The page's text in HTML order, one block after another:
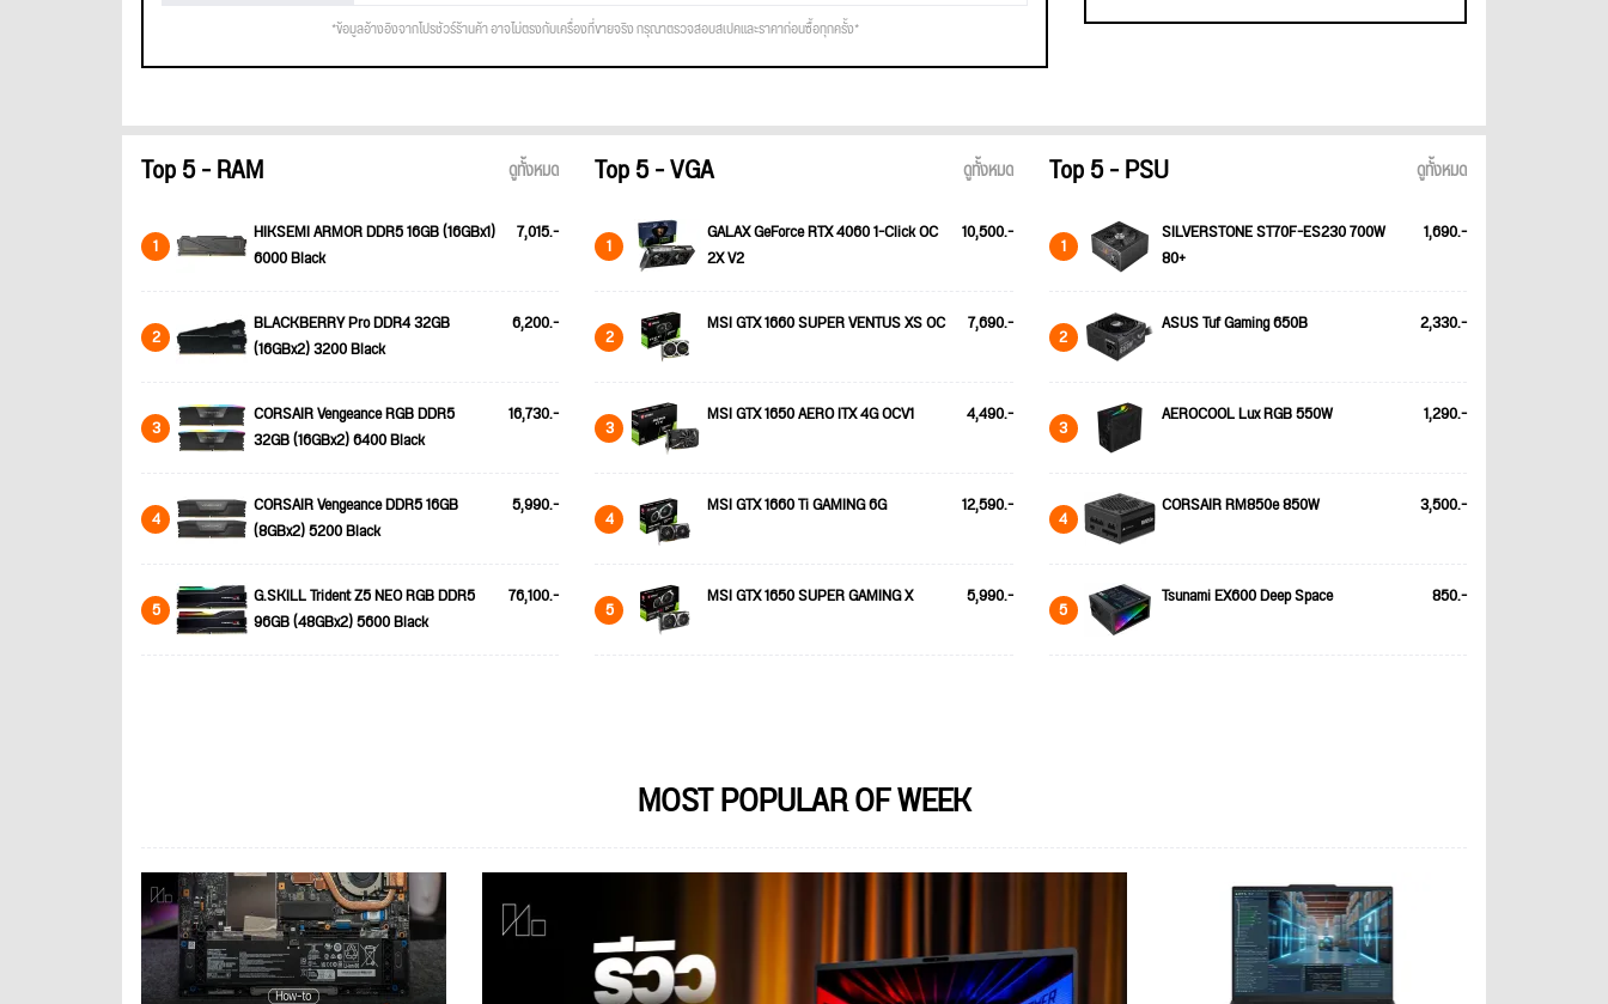
*ข้อมูลอ้างอิงจากโปรชัวร์ร้านค้า อาจไม่ตรงกับเครื่องที่ขายจริง กรุณาตรวจสอบสเปคและราคาก่อนซื้อทุกครั้ง*
Top 5 - RAM ดูทั้งหมด
1
HIKSEMI ARMOR DDR5 16GB (16GBx1)
6000 Black
7,015.-
2
BLACKBERRY Pro DDR4 32GB
(16GBx2) 3200 Black
6,200.-
3
CORSAIR Vengeance RGB DDR5
32GB (16GBx2) 6400 Black
16,730.-
4
CORSAIR Vengeance DDR5 16GB
(8GBx2) 5200 Black
5,990.-
5
G.SKILL Trident Z5 NEO RGB DDR5
96GB (48GBx2) 5600 Black
76,100.-
Top 5 - VGA ดูทั้งหมด
1
GALAX GeForce RTX 4060 1-Click OC
2X V2
10,500.-
2 MSI GTX 1660 SUPER VENTUS XS OC 7,690.-
3 MSI GTX 1650 AERO ITX 4G OCV1 4,490.-
4 MSI GTX 1660 Ti GAMING 6G 12,590.-
5 MSI GTX 1650 SUPER GAMING X 5,990.-
Top 5 - PSU ดูทั้งหมด
1
SILVERSTONE ST70F-ES230 700W
80+
1,690.-
2 ASUS Tuf Gaming 650B 2,330.-
3 AEROCOOL Lux RGB 550W 1,290.-
4 CORSAIR RM850e 850W 3,500.-
5 Tsunami EX600 Deep Space 850.-
MOST POPULAR OF WEEK